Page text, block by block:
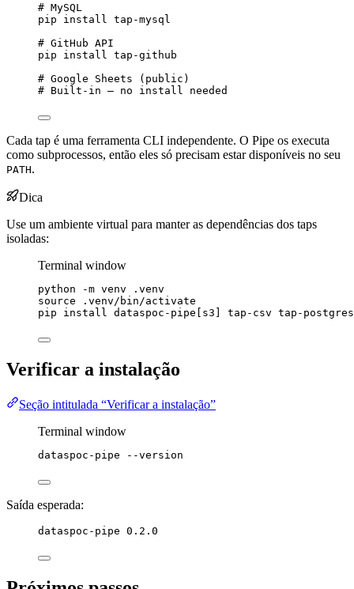
# MySQL
pip
install
tap-mysql
# GitHub API
pip
install
tap-github
# Google Sheets (public)
# Built-in — no install needed
Cada tap é uma ferramenta CLI independente. O Pipe os executa
como subprocessos, então eles só precisam estar disponíveis no seu
PATH.
Dica
Use um ambiente virtual para manter as dependências dos taps
isoladas:
Terminal window
python -m venv
.venv
source
.venv/bin/activate
pip
install dataspoc-pipe[s3] tap-csv tap-postgres
Verificar a instalação
Seção intitulada “Verificar a instalação”
Terminal window
dataspoc-pipe --version
Saída esperada:
dataspoc-pipe 0.2.0